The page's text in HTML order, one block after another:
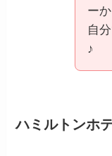
ー
自
♪
ハミルトンホ